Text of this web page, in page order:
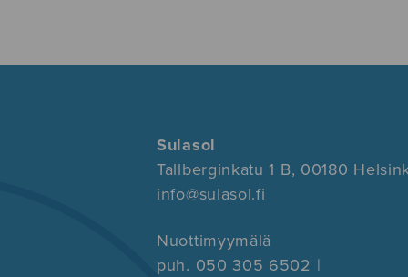
Sulasol
Tallberginkatu 1 B, 00180
info@sulasol.fi
Nuottimyymälä
puh. 050 305 6502 |